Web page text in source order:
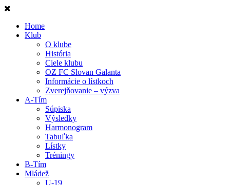
Home
Klub
O klube
História
Ciele klubu
OZ FC Slovan Galanta
Informácie o lístkoch
Zverejňovanie – výzva
A-Tím
Súpiska
Výsledky
Harmonogram
Tabuľka
Lístky
Tréningy
B-Tím
Mládež
U-19